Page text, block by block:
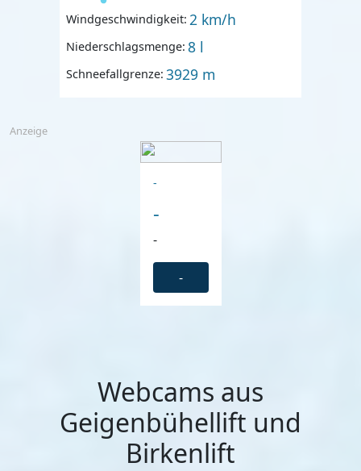
Windgeschwindigkeit: 2 km/h
Niederschlagsmenge: 8 l
Schneefallgrenze: 3929 m
Anzeige
-
-
-
-
Webcams aus
Geigenbühellift und
Birkenlift